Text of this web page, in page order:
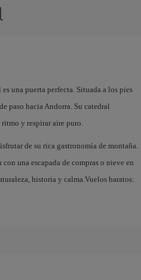
una puerta perfecta. Situada a los pies
paso hacia Andorra. Su catedral
y respirar aire puro.
de su rica gastronomía de montaña.
una escapada de compras o nieve en
historia y calma.Vuelos baratos: